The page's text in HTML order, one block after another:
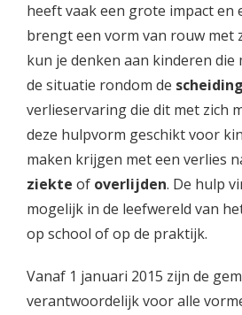
heeft vaak een grote impact en
brengt een vorm van rouw met
kun je denken aan kinderen
de situatie rondom de
verlieservaring die dit met zich
deze hulpvorm geschikt voor
maken krijgen met een verlies
ziekte of overlijden. De hulp
mogelijk in de leefwereld van
op school of op de praktijk.
Vanaf 1 januari 2015 zijn de
verantwoordelijk voor alle